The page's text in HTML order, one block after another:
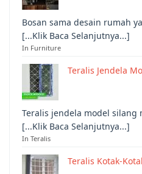
Bosan sama desain rumah
[...Klik Baca Selanjutnya...]
In Furniture
Teralis Jendela
Teralis jendela model
[...Klik Baca Selanjutnya...]
In Teralis
Teralis Kotak-